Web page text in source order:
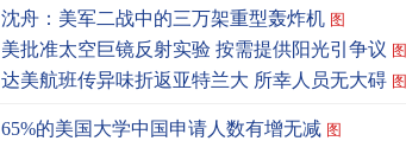
沈舟：美军二战中的三万架重型轰炸机 图
美批准太空巨镜反射实验 按需提供阳光引争议 图
达美航班传异味折返亚特兰大 所幸人员无大碍 图
65%的美国大学中国申请人数有增无减 图